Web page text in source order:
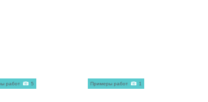
работ 5 Примеры работ 1